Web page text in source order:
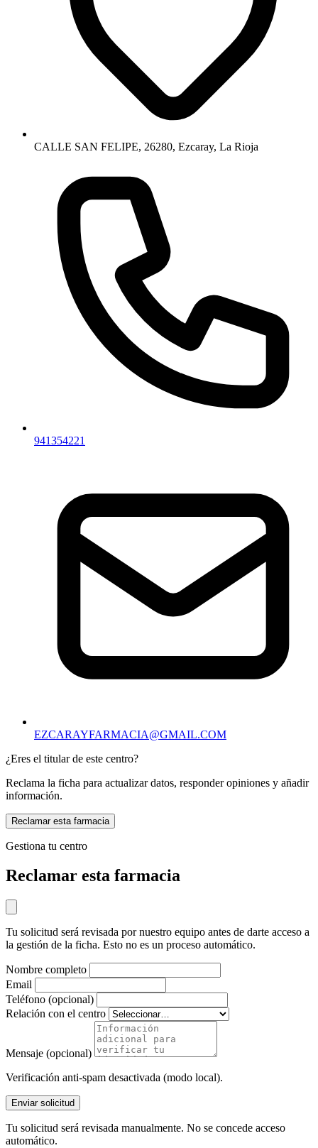
CALLE SAN FELIPE, 26280, Ezcaray, La Rioja
941354221
EZCARAYFARMACIA@GMAIL.COM
¿Eres el titular de este centro?
Reclama la ficha para actualizar datos, responder opiniones y añadir
información.
Reclamar esta farmacia
Gestiona tu centro
Reclamar esta farmacia
Tu solicitud será revisada por nuestro equipo antes de darte acceso a
la gestión de la ficha. Esto no es un proceso automático.
Nombre completo
Email
Teléfono (opcional)
Relación con el centro
Mensaje (opcional)
Verificación anti-spam desactivada (modo local).
Enviar solicitud
Tu solicitud será revisada manualmente. No se concede acceso
automático.